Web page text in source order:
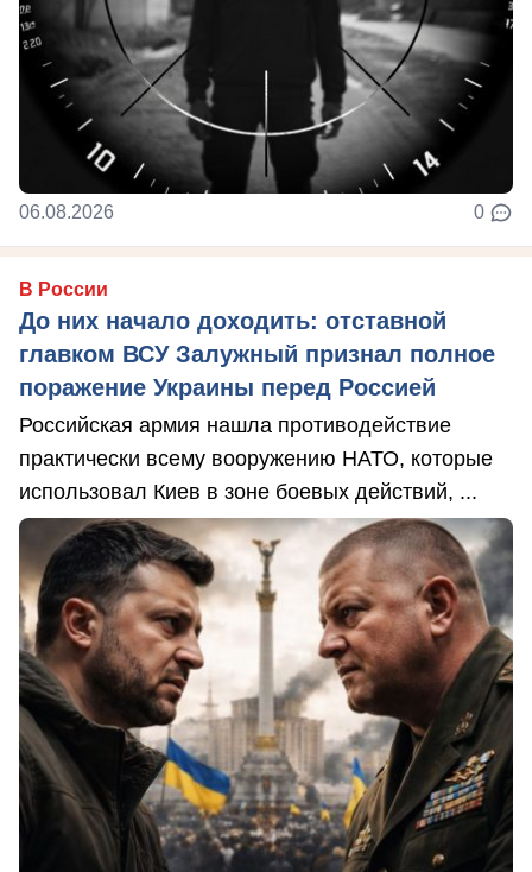
06.08.2026 0
В России
До них начало доходить: отставной
главком ВСУ Залужный признал полное
поражение Украины перед Россией
Российская армия нашла противодействие
практически всему вооружению НАТО, которые
использовал Киев в зоне боевых действий, ...